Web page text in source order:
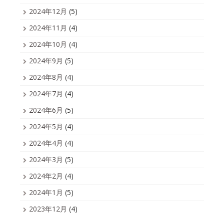
2024年12月 (5)
2024年11月 (4)
2024年10月 (4)
2024年9月 (5)
2024年8月 (4)
2024年7月 (4)
2024年6月 (5)
2024年5月 (4)
2024年4月 (4)
2024年3月 (5)
2024年2月 (4)
2024年1月 (5)
2023年12月 (4)